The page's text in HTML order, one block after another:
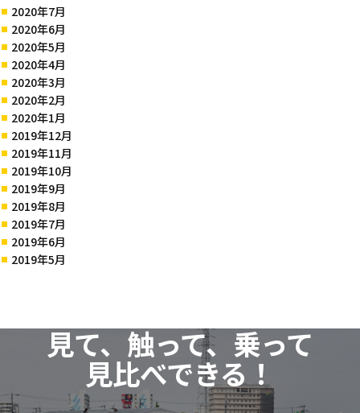
2020年7月
2020年6月
2020年5月
2020年4月
2020年3月
2020年2月
2020年1月
2019年12月
2019年11月
2019年10月
2019年9月
2019年8月
2019年7月
2019年6月
2019年5月
見て、触って、乗って
見比べできる！